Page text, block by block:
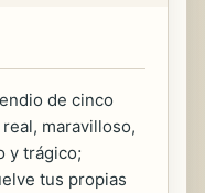
de cinco
maravilloso,
y trágico;
tus propias